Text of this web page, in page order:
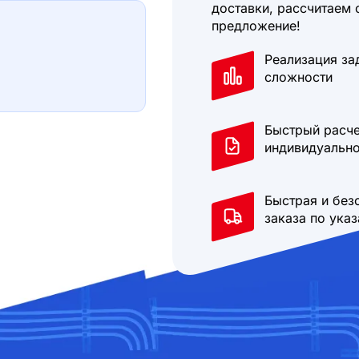
доставки, рассчитаем
предложение!
Реализация
сложности
Быстрый
Быстрая и
заказа по